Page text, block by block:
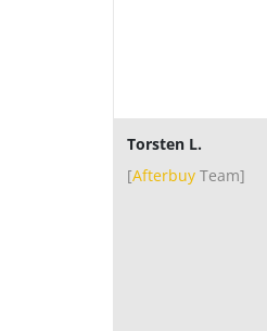
Torsten L.
[Afterbuy Team]